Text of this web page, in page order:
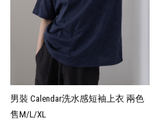
男裝 Calendar洗水感短袖上衣 兩色
售M/L/XL